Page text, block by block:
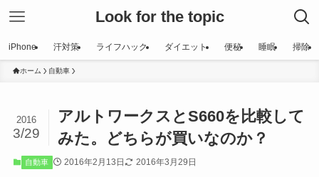
Look for the topic
iPhone 汗対策 ライフハック ダイエット 便秘 睡眠 掃除
ホーム 自動車
アルトワークスとS660を比較して
みた。どちらが買いなのか？
2016
3/29
自動車 2016年2月13日 2016年3月29日